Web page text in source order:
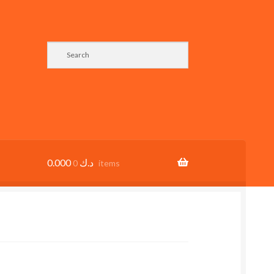
0.000 د.ك 0 items